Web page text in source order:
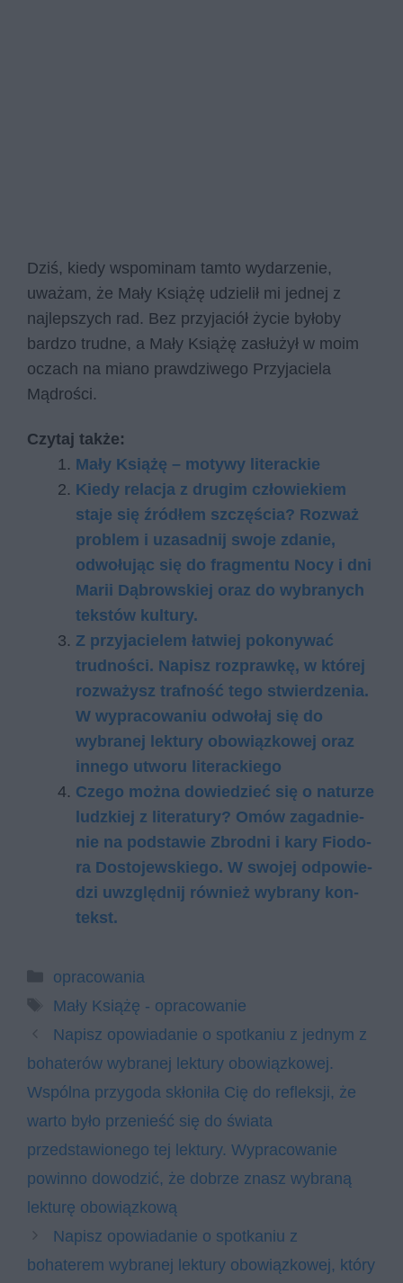
Dziś, kiedy wspominam tamto wydarzenie,
uważam, że Mały Książę udzielił mi jednej z
najlepszych rad. Bez przyjaciół życie byłoby
bardzo trudne, a Mały Książę zasłużył w moim
oczach na miano prawdziwego Przyjaciela
Mądrości.
Czytaj także:
Mały Książę – motywy literackie
Kiedy relacja z drugim człowiekiem
staje się źródłem szczęścia? Rozważ
problem i uzasadnij swoje zdanie,
odwołując się do fragmentu Nocy i dni
Marii Dąbrowskiej oraz do wybranych
tekstów kultury.
Z przyjacielem łatwiej pokonywać
trudności. Napisz rozprawkę, w której
rozważysz trafność tego stwierdzenia.
W wypracowaniu odwołaj się do
wybranej lektury obowiązkowej oraz
innego utworu literackiego
Cze­go moż­na do­wie­dzieć się o na­tu­rze
ludz­kiej z li­te­ra­tu­ry? Omów za­gad­nie­
nie na pod­sta­wie Zbrod­ni i kary Fio­do­
ra Do­sto­jew­skie­go. W swo­jej od­po­wie­
dzi uwzględ­nij rów­nież wy­bra­ny kon­
tekst.
Kategorie
opracowania
Tagi
Mały Książę - opracowanie
Napisz opowiadanie o spotkaniu z jednym z
bohaterów wybranej lektury obowiązkowej.
Wspólna przygoda skłoniła Cię do refleksji, że
warto było przenieść się do świata
przedstawionego tej lektury. Wypracowanie
powinno dowodzić, że dobrze znasz wybraną
lekturę obowiązkową
Napisz opowiadanie o spotkaniu z
bohaterem wybranej lektury obowiązkowej, który